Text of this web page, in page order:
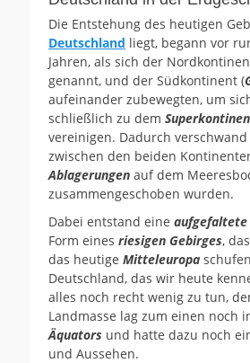
Die Entstehung des heutigen
Deutschland liegt, begann vor
Jahren, als sich der
genannt, und der Südkontinent (
aufeinander zubewegten, um
schließlich zu dem
vereinigen. Dadurch
zwischen den beiden
Ablagerungen auf dem
zusammengeschoben wurden.
Dabei entstand eine aufgefaltete
Form eines riesigen Gebirges,
das heutige Mitteleuropa
Deutschland, das wir heute
alles noch recht wenig zu tun,
Landmasse lag zum einen noch
Äquators und hatte dazu noch
und Aussehen.